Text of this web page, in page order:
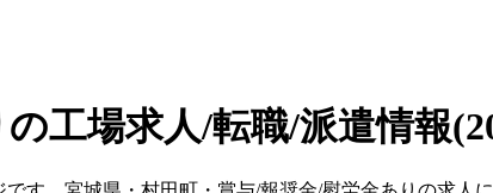
工場求人/転職/派遣情報